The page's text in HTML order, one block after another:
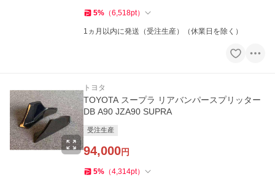
5% （6,518pt）
1ヵ月以内に発送（受注生産）（休業日を除く）
トヨタ
TOYOTA スープラ リアバンパースプリッター
DB A90 JZA90 SUPRA
受注生産
94,000円
5% （4,314pt）